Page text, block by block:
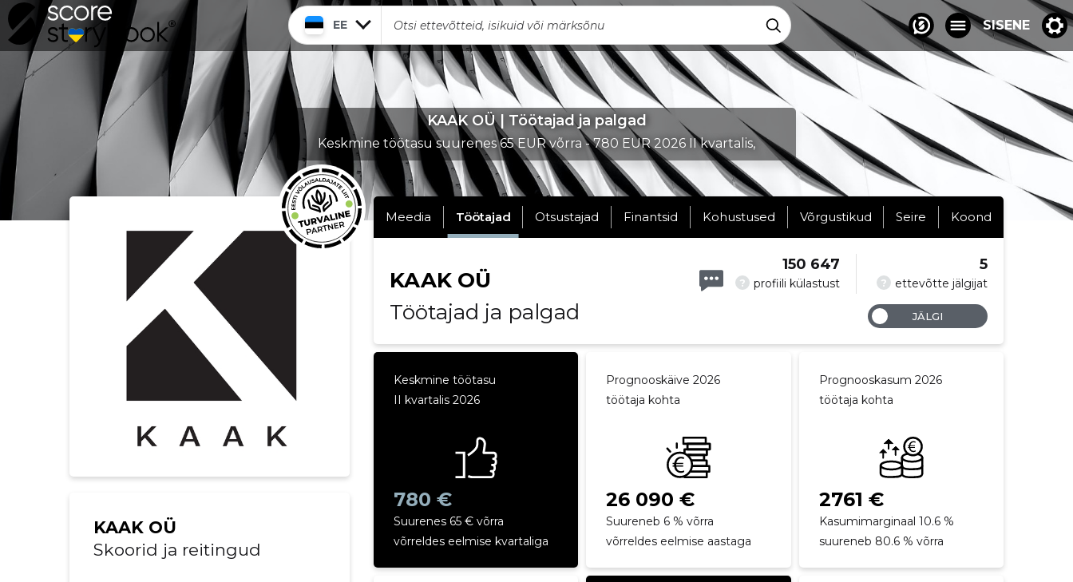
EE SISENE
KAAK OÜ | Töötajad ja palgad
Keskmine töötasu suurenes 65 EUR võrra - 780 EUR 2026 II kvartalis,
KAAK OÜ
Skoorid ja reitingud
Meedia Töötajad Otsustajad Finantsid Kohustused Võrgustikud Seire Koond
KAAK OÜ
Töötajad ja palgad
? profiili külastust
150 647
? ettevõtte jälgijat
5
JÄLGI
Keskmine töötasu
II kvartalis 2026
780 €
Suurenes 65 € võrra
võrreldes eelmise kvartaliga
Prognooskäive 2026
töötaja kohta
26 090 €
Suureneb 6 % võrra
võrreldes eelmise aastaga
Prognooskasum 2026
töötaja kohta
2761 €
Kasumimarginaal 10.6 %
suureneb 80.6 % võrra